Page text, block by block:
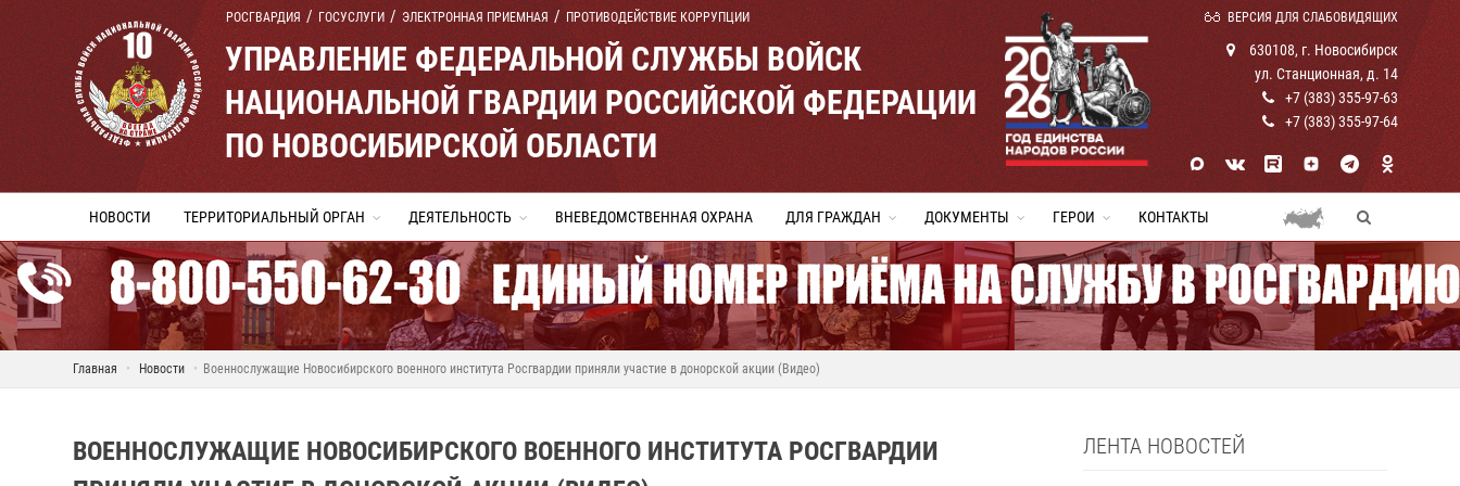
РОСГВАРДИЯ ГОСУСЛУГИ ЭЛЕКТРОННАЯ ПРИЕМНАЯ ПРОТИВОДЕЙСТВИЕ КОРРУПЦИИ ВЕРСИЯ ДЛЯ СЛАБОВИДЯЩИХ
УПРАВЛЕНИЕ ФЕДЕРАЛЬНОЙ СЛУЖБЫ ВОЙСК
НАЦИОНАЛЬНОЙ ГВАРДИИ РОССИЙСКОЙ ФЕДЕРАЦИИ
ПО НОВОСИБИРСКОЙ ОБЛАСТИ
630108, г. Новосибирск
ул. Станционная, д. 14
+7 (383) 355-97-63
+7 (383) 355-97-64
НОВОСТИ ТЕРРИТОРИАЛЬНЫЙ ОРГАН ДЕЯТЕЛЬНОСТЬ ВНЕВЕДОМСТВЕННАЯ ОХРАНА ДЛЯ ГРАЖДАН ДОКУМЕНТЫ ГЕРОИ КОНТАКТЫ
Главная Новости Военнослужащие Новосибирского военного института Росгвардии приняли участие в донорской акции (Видео)
ВОЕННОСЛУЖАЩИЕ НОВОСИБИРСКОГО ВОЕННОГО ИНСТИТУТА РОСГВАРДИИ
ЛЕНТА НОВОСТЕЙ